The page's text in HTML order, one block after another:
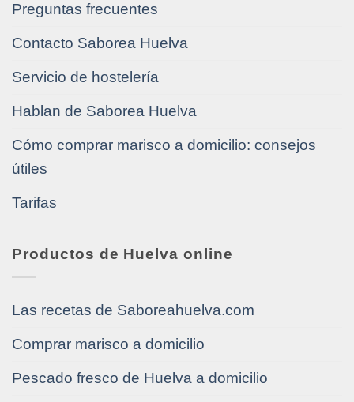
Preguntas frecuentes
Contacto Saborea Huelva
Servicio de hostelería
Hablan de Saborea Huelva
Cómo comprar marisco a domicilio: consejos
útiles
Tarifas
Productos de Huelva online
Las recetas de Saboreahuelva.com
Comprar marisco a domicilio
Pescado fresco de Huelva a domicilio